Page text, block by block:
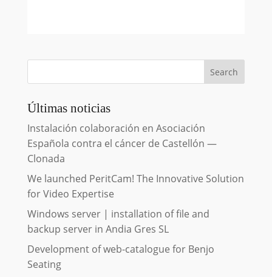
Search
Últimas noticias
Instalación colaboración en Asociación
Española contra el cáncer de Castellón —
Clonada
We launched PeritCam! The Innovative Solution
for Video Expertise
Windows server | installation of file and
backup server in Andia Gres SL
Development of web-catalogue for Benjo
Seating